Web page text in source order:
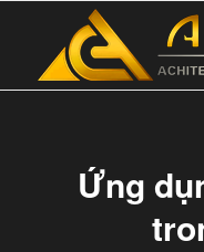
Ứng